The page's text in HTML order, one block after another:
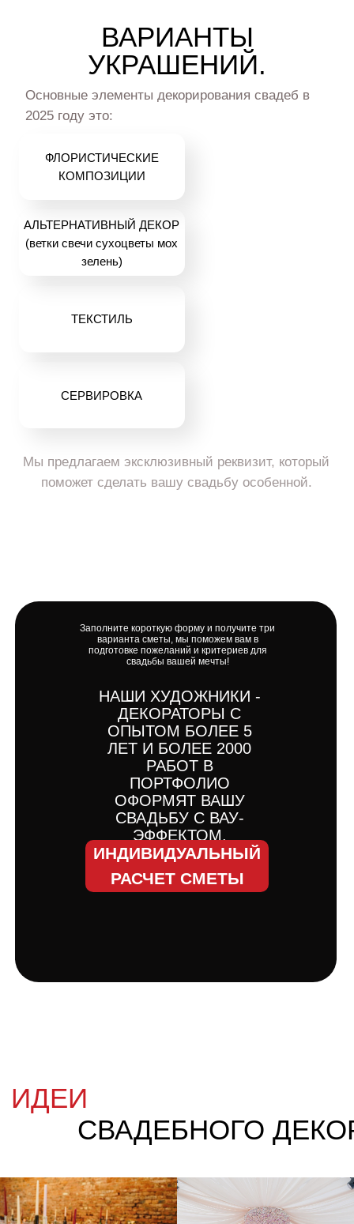
НАШИ ХУДОЖНИКИ -
ДЕКОРАТОРЫ С
ОПЫТОМ БОЛЕЕ 5
ЛЕТ И БОЛЕЕ 2000
РАБОТ В
ПОРТФОЛИО
ОФОРМЯТ ВАШУ
СВАДЬБУ С ВАУ-
ЭФФЕКТОМ.
Заполните короткую форму и получите три
варианта сметы, мы поможем вам в
подготовке пожеланий и критериев для
свадьбы вашей мечты!
ИНДИВИДУАЛЬНЫЙ
РАСЧЕТ СМЕТЫ